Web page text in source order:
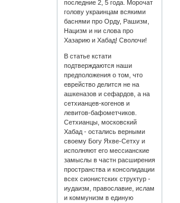
последние 2, 5 года. Морочат
голову украинцам всякими
баснями про Орду, Рашизм,
Нацизм и ни слова про
Хазарию и Хабад! Сволочи!
В статье кстати
подтверждаются наши
предположения о том, что
еврейство делится не на
ашкеназов и сефардов, а на
сетхианцев-когенов и
левитов-бафометчиков.
Сетхианцы, московский
Хабад - остались верными
своему Богу Яхве-Сетху и
исполняют его мессианские
замыслы в частн расширения
пространства и консолидации
всех сионистских структур -
иудаизм, православие, ислам
и коммунизм в единую